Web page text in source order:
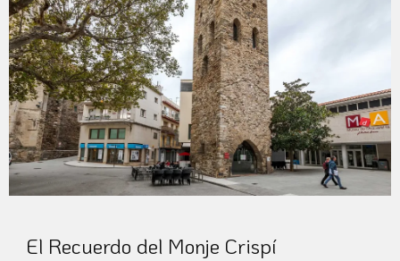
El Recuerdo del Monje Crispí